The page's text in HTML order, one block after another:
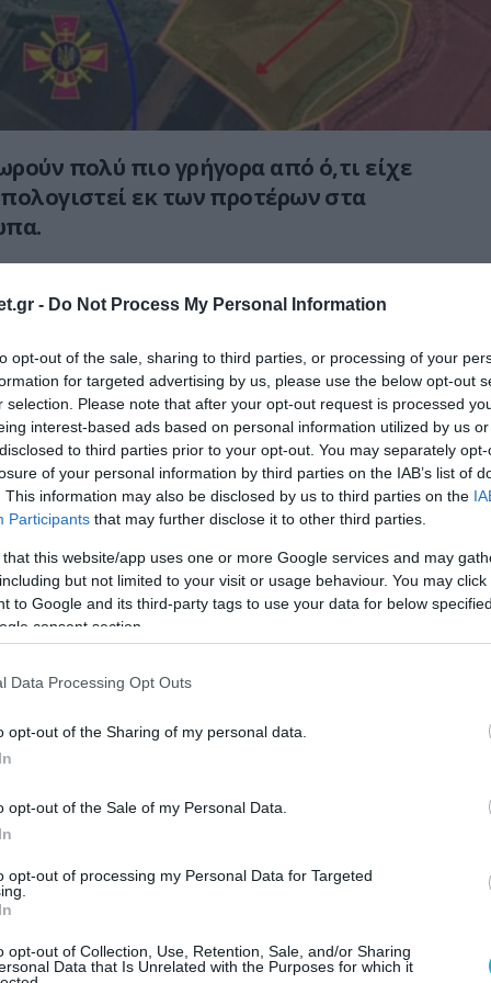
- Do Not Process My Personal Information
opt-out of the sale, sharing to third parties, or processing of your
for targeted advertising by us, please use the below opt-out
selection. Please note that after your opt-out request is processed
interest-based ads based on personal information utilized by us
to third parties prior to your opt-out. You may separately
of your personal information by third parties on the IAB’s list of
This information may also be disclosed by us to third parties on the
Participants that may further disclose it to other third parties.
that this website/app uses one or more Google services and may
but not limited to your visit or usage behaviour. You may
to Google and its third-party tags to use your data for below
consent section.
Data Processing Opt Outs
opt-out of the Sharing of my personal data.
opt-out of the Sale of my Personal Data.
opt-out of processing my Personal Data for Targeted
opt-out of Collection, Use, Retention, Sale, and/or Sharing
Data that Is Unrelated with the Purposes for which it
πολύ πιο γρήγορα από ό,τι είχε
εκ των προτέρων στα
Μαλινίβκα και πιθανότατα απέχουν
τη συντομότερη διαδρομή, αν και αυτή που
Κίεβο με τη μεγαλύτερη σφοδρότητα. Η
την Τυχονίβκα διαρκεί περισσότερο, αλλά
ελπιδοφόρα (για τους Ρώσους) για επιτυχία.
μπορεί δικαίως να ειπωθεί ότι η επίθεση
κέντρο του Σλαβιάνσκ, του
Ντρούζιβκα έχει ήδη ξεκινήσει.
alles noch viel schneller als vorab geahnt
Russische SpeziTrupps drängen aufs
vor und liegen wohl in den nächsten
noch acht Kilometer von der Stadtgrenze
7S8dcwa1VH
AGENCY (@YourmediaAgency)June 2, 2026